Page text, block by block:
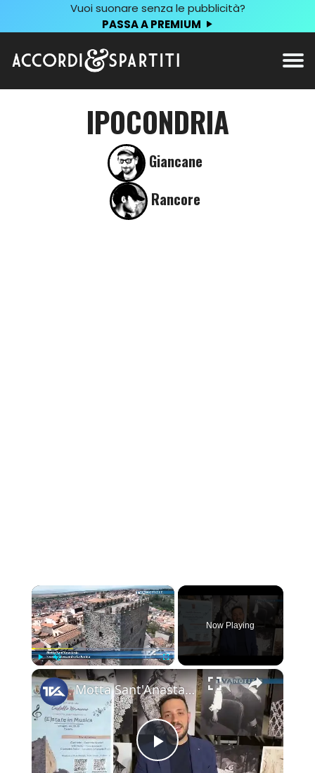
Vuoi suonare senza le pubblicità?
PASSA A PREMIUM
IPOCONDRIA
Giancane
Rancore
×
Play Unmute Fullscreen
Now Playing
×
Play
Motta Sant'Anastasia. L'omaggio al tenore mottese Giuseppe Di Stefano nel giorno della sua nascita.